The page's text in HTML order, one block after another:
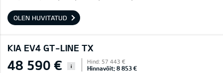
OLEN HUVITATUD
KIA EV4 GT-LINE TX
48 590 € i
Hind: 57 443 €
Hinnavõit: 8 853 €